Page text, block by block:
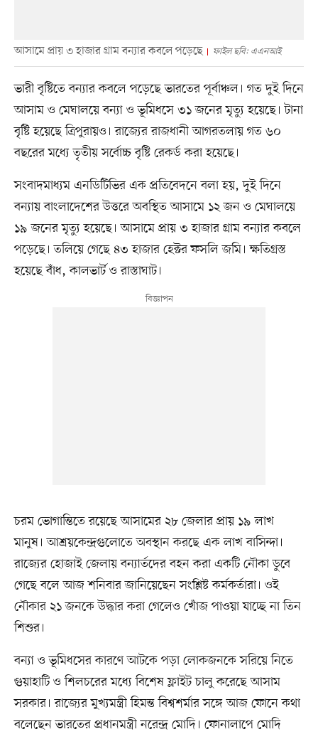
আসামে প্রায় ৩ হাজার গ্রাম বন্যার কবলে পড়েছে ফাইল ছবি: এএনআই
ভারী বৃষ্টিতে বন্যার কবলে পড়েছে ভারতের পূর্বাঞ্চল। গত দুই দিনে
আসাম ও মেঘালয়ে বন্যা ও ভূমিধসে ৩১ জনের মৃত্যু হয়েছে। টানা
বৃষ্টি হয়েছে ত্রিপুরায়ও। রাজ্যের রাজধানী আগরতলায় গত ৬০
বছরের মধ্যে তৃতীয় সর্বোচ্চ বৃষ্টি রেকর্ড করা হয়েছে।
সংবাদমাধ্যম এনডিটিভির এক প্রতিবেদনে বলা হয়, দুই দিনে
বন্যায় বাংলাদেশের উত্তরে অবস্থিত আসামে ১২ জন ও মেঘালয়ে
১৯ জনের মৃত্যু হয়েছে। আসামে প্রায় ৩ হাজার গ্রাম বন্যার কবলে
পড়েছে। তলিয়ে গেছে ৪৩ হাজার হেক্টর ফসলি জমি। ক্ষতিগ্রস্ত
হয়েছে বাঁধ, কালভার্ট ও রাস্তাঘাট।
চরম ভোগান্তিতে রয়েছে আসামের ২৮ জেলার প্রায় ১৯ লাখ
মানুষ। আশ্রয়কেন্দ্রগুলোতে অবস্থান করছে এক লাখ বাসিন্দা।
রাজ্যের হোজাই জেলায় বন্যার্তদের বহন করা একটি নৌকা ডুবে
গেছে বলে আজ শনিবার জানিয়েছেন সংশ্লিষ্ট কর্মকর্তারা। ওই
নৌকার ২১ জনকে উদ্ধার করা গেলেও খোঁজ পাওয়া যাচ্ছে না তিন
শিশুর।
বন্যা ও ভূমিধসের কারণে আটকে পড়া লোকজনকে সরিয়ে নিতে
গুয়াহাটি ও শিলচরের মধ্যে বিশেষ ফ্লাইট চালু করেছে আসাম
সরকার। রাজ্যের মুখ্যমন্ত্রী হিমন্ত বিশ্বশর্মার সঙ্গে আজ ফোনে কথা
বলেছেন ভারতের প্রধানমন্ত্রী নরেন্দ্র মোদি। ফোনালাপে মোদি